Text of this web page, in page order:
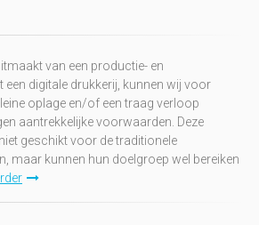
van een productie- en
digitale drukkerij, kunnen wij voor
oplage en/of een traag verloop
aantrekkelijke voorwaarden. Deze
geschikt voor de traditionele
maar kunnen hun doelgroep wel bereiken